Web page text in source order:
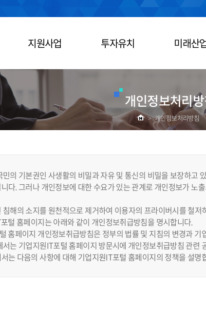
지원사업 투자유치 미래산
개인정보처리
> 개인정보처리방침
민의 기본권인 사생활의 비밀과 자유 및 통신의 비밀을 보장하고
다. 그러나 개인정보에 대한 수요가 있는 관계로 개인정보가 노
침해의 소지를 원천적으로 제거하여 이용자의 프라이버시를 철
털 홈페이지는 아래와 같이 개인정보취급방침을 명시합니다.
홈페이지 개인정보취급방침은 정부의 법률 및 지침의 변경과
서는 기업지원IT포털 홈페이지 방문시에 개인정보취급방침 관련
는 다음의 사항에 대해 기업지원IT포털 홈페이지의 정책을 설명